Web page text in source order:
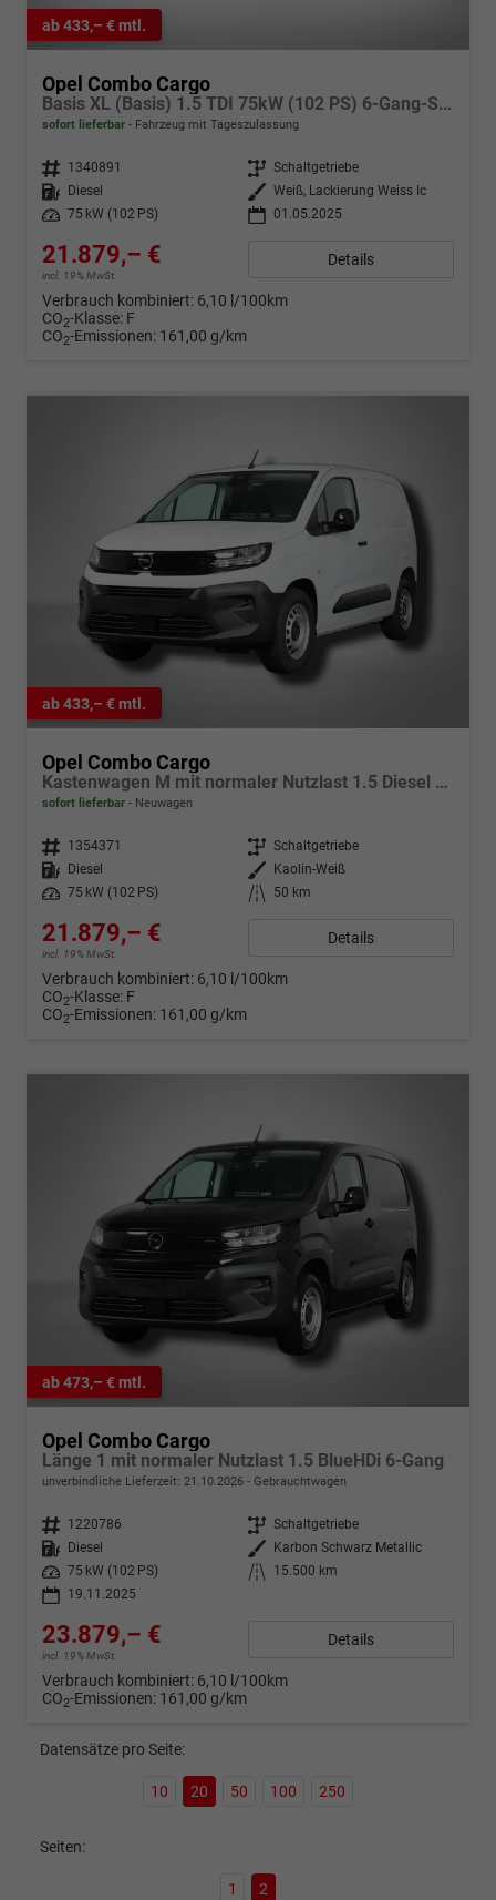
ab 433,– € mtl.
Opel Combo Cargo
Basis XL (Basis) 1.5 TDI 75kW (102 PS) 6-Gang-Schaltgetriebe
sofort lieferbar Fahrzeug mit Tageszulassung
Fahrzeugnr. 1340891 Getriebe Schaltgetriebe
Kraftstoff
Diesel Außenfarbe Weiß, Lackierung Weiss Ic
Leistung
75 kW (102 PS) 01.05.2025
21.879,– €
incl. 19% MwSt.
Details
Verbrauch kombiniert: 6,10 l/100km
CO2-Klasse: F
CO2-Emissionen: 161,00 g/km
ab 433,– € mtl.
Opel Combo Cargo
Kastenwagen M mit normaler Nutzlast 1.5 Diesel 6-Gang
sofort lieferbar Neuwagen
Fahrzeugnr. 1354371 Getriebe Schaltgetriebe
Kraftstoff
Diesel Außenfarbe
Kaolin-Weiß
Leistung
75 kW (102 PS) Kilometerstand 50 km
21.879,– €
incl. 19% MwSt.
Details
Verbrauch kombiniert: 6,10 l/100km
CO2-Klasse: F
CO2-Emissionen: 161,00 g/km
ab 473,– € mtl.
Opel Combo Cargo
Länge 1 mit normaler Nutzlast 1.5 BlueHDi 6-Gang
unverbindliche Lieferzeit: 21.10.2026 Gebrauchtwagen
Fahrzeugnr. 1220786 Getriebe Schaltgetriebe
Kraftstoff
Diesel Außenfarbe
Karbon Schwarz Metallic
Leistung
75 kW (102 PS) Kilometerstand
15.500 km
19.11.2025
23.879,– €
incl. 19% MwSt.
Details
Verbrauch kombiniert: 6,10 l/100km
CO2-Emissionen: 161,00 g/km
Datensätze pro Seite:
10 20 50 100 250
Seiten:
1 2